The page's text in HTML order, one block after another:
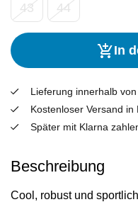
43 44
In
Lieferung innerhalb
Kostenloser Versand in
Später mit Klarna
Beschreibung
Cool, robust und